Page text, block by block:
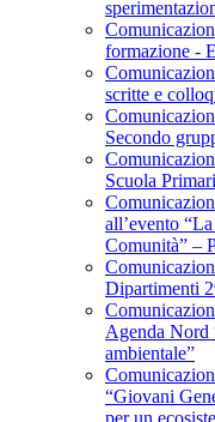
formazione -
scritte e
Secondo
Scuola
all’evento
Comunità” –
Dipartimenti
Agenda Nord
ambientale”
“Giovani